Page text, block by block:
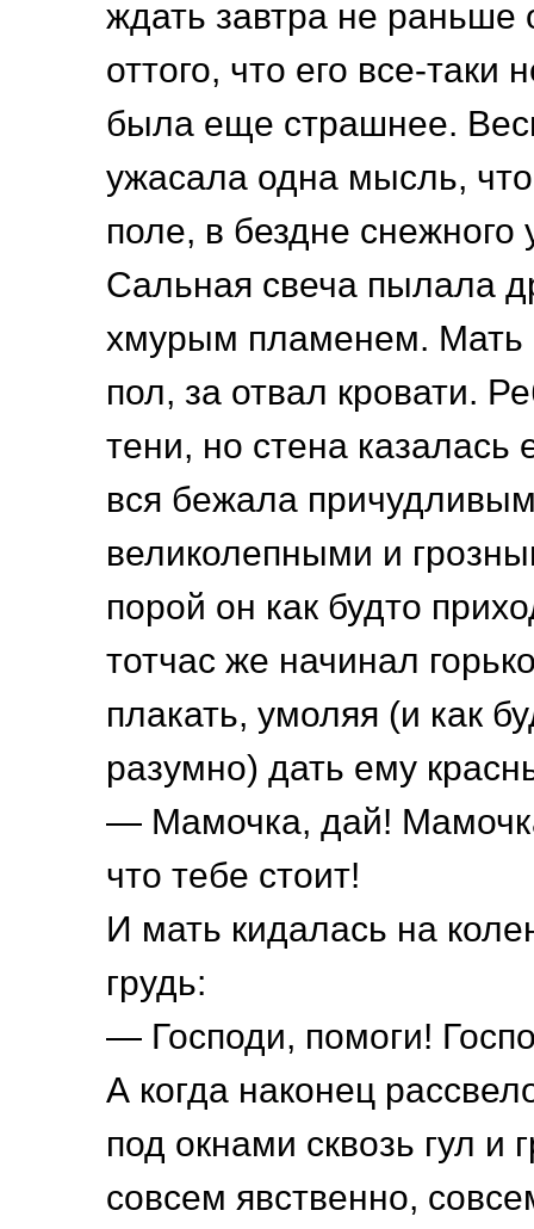
ждать завтра не раньше
оттого, что его все-таки
была еще страшнее.
ужасала одна мысль,
поле, в бездне снежного
Сальная свеча пылала
хмурым пламенем. Мать
пол, за отвал кровати.
тени, но стена казалась
вся бежала
великолепными и
порой он как будто
тотчас же начинал
плакать, умоляя (и как
разумно) дать ему
— Мамочка, дай!
что тебе стоит!
И мать кидалась на
грудь:
— Господи, помоги!
А когда наконец
под окнами сквозь гул и
совсем явственно,